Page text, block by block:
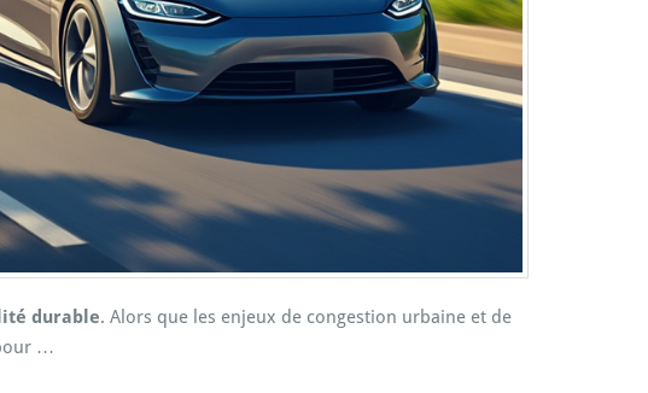
durable. Alors que les enjeux de congestion urbaine et de
…